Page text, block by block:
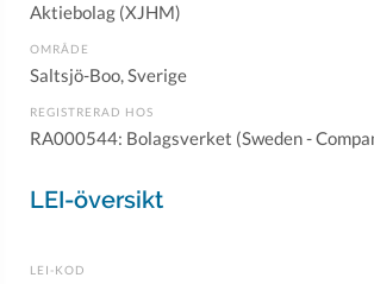
Aktiebolag (XJHM)
OMRÅDE
Saltsjö-Boo, Sverige
REGISTRERAD HOS
RA000544: Bolagsverket (Sweden -
LEI-översikt
LEI-KOD